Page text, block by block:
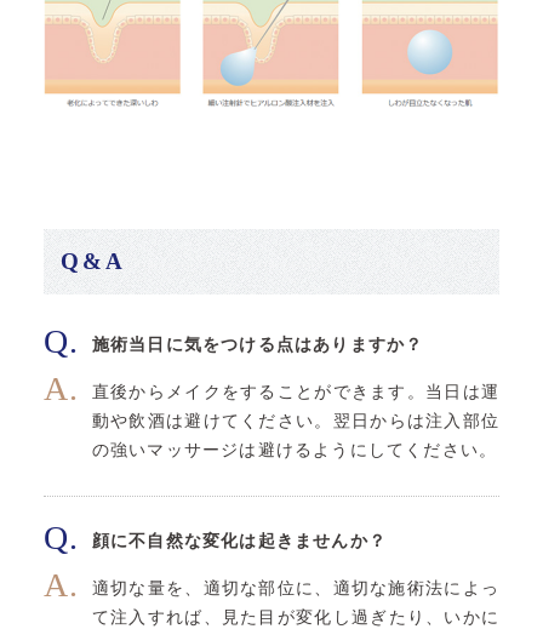
Q&A
施術当日に気をつける点はありますか？
直後からメイクをすることができます。当日は運
動や飲酒は避けてください。翌日からは注入部位
の強いマッサージは避けるようにしてください。
顔に不自然な変化は起きませんか？
適切な量を、適切な部位に、適切な施術法によっ
て注入すれば、見た目が変化し過ぎたり、いかに